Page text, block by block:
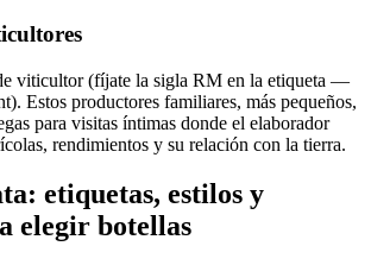
viticultor (fíjate la sigla RM en la etiqueta —
Estos productores familiares, más pequeños,
para visitas íntimas donde el elaborador
rendimientos y su relación con la tierra.
etiquetas, estilos y
elegir botellas